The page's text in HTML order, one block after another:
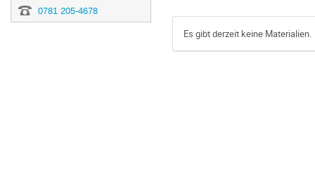
0781 205-4678
Es gibt derzeit keine Materialien.